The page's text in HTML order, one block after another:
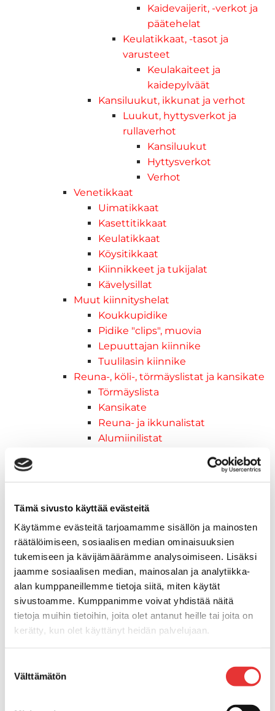
Tämä sivusto käyttää evästeitä
Käytämme evästeitä tarjoamamme sisällön ja mainosten
räätälöimiseen, sosiaalisen median ominaisuuksien
tukemiseen ja kävijämäärämme analysoimiseen. Lisäksi
jaamme sosiaalisen median, mainosalan ja analytiikka-
alan kumppaneillemme tietoja siitä, miten käytät
sivustoamme. Kumppanimme voivat yhdistää näitä
tietoja muihin tietoihin, joita olet antanut heille tai joita on
kerätty, kun olet käyttänyt heidän palvelujaan.
valinta
Välttämätön
Kaidevaijerit, -verkot ja
päätehelat
Keulatikkaat, -tasot ja
varusteet
Keulakaiteet ja
kaidepylväät
Kansiluukut, ikkunat ja verhot
Luukut, hyttysverkot ja
rullaverhot
Kansiluukut
Hyttysverkot
Verhot
Venetikkaat
Uimatikkaat
Kasettitikkaat
Keulatikkaat
Köysitikkaat
Kiinnikkeet ja tukijalat
Kävelysillat
Muut kiinnityshelat
Koukkupidike
Pidike "clips", muovia
Lepuuttajan kiinnike
Tuulilasin kiinnike
Reuna-, köli-, törmäyslistat ja kansikate
Törmäyslista
Kansikate
Reuna- ja ikkunalistat
Alumiinilistat
SUP-laudan telineet
Askelmat
Kuljetusramppien tarvikkeet
Kädensija, metallia
Taavetit
Venetuolit ja -tuolinjalat
Liukukoneistot
Tuolinjalat
Tuolit
Venetuolit